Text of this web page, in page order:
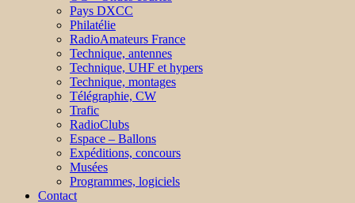
Pays DXCC
Philatélie
RadioAmateurs France
Technique, antennes
Technique, UHF et hypers
Technique, montages
Télégraphie, CW
Trafic
RadioClubs
Espace – Ballons
Expéditions, concours
Musées
Programmes, logiciels
Contact